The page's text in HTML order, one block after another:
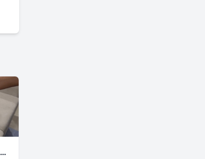
Renova Clean Higienização Premium de Estofados